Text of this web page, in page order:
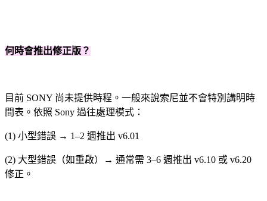
何時會推出修正版？
目前 SONY 尚未提供時程。一般來說索尼並不會特別講明時
間表。 依照 Sony 過往處理模式：
(1) 小型錯誤 → 1–2 週推出 v6.01
(2) 大型錯誤（如重啟）→ 通常需 3–6 週推出 v6.10 或 v6.20
修正。